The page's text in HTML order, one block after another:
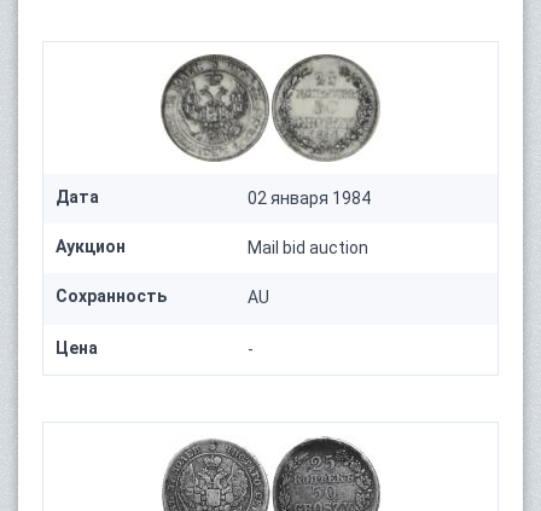
Дата 02 января 1984
Аукцион Mail bid auction
Сохранность AU
Цена -